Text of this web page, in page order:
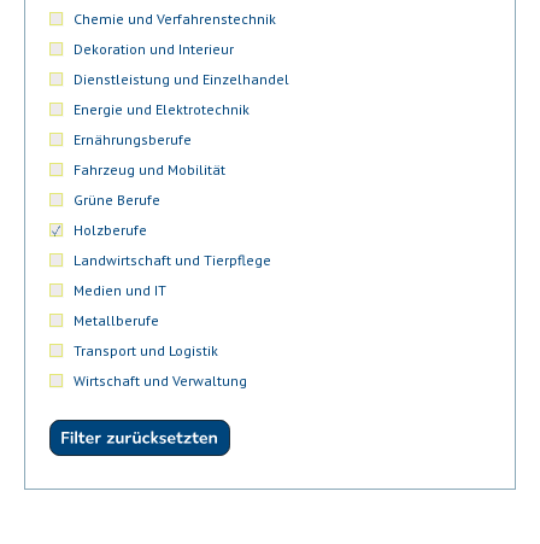
Chemie und Verfahrenstechnik
Dekoration und Interieur
Dienstleistung und Einzelhandel
Energie und Elektrotechnik
Ernährungsberufe
Fahrzeug und Mobilität
Grüne Berufe
Holzberufe
Landwirtschaft und Tierpflege
Medien und IT
Metallberufe
Transport und Logistik
Wirtschaft und Verwaltung